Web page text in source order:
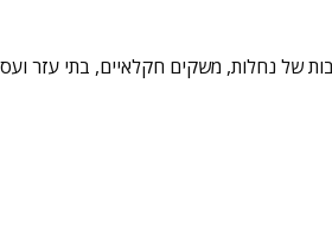
של נחלות, משקים חקלאיים, בתי עזר